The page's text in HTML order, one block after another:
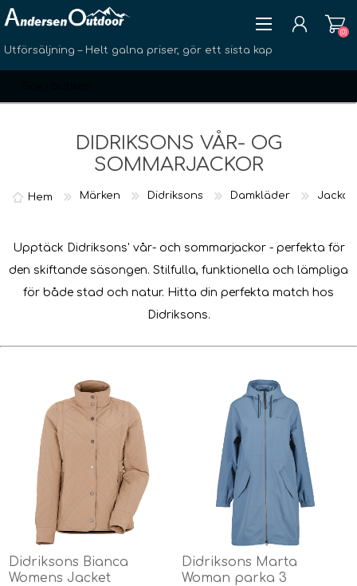
Utförsäljning – Helt galna priser, gör ett sista kap
SKAPA KONTO
(0)
DIDRIKSONS VÅR- OG
SOMMARJACKOR
Hem Märken Didriksons Damkläder Jackor
Upptäck Didriksons' vår- och sommarjackor - perfekta för
den skiftande säsongen. Stilfulla, funktionella och lämpliga
för både stad och natur. Hitta din perfekta match hos
Didriksons.
Didriksons Bianca
Womens Jacket
Didriksons Marta
Woman parka 3